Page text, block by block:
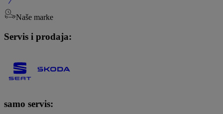
Naše marke
Servis i prodaja:
samo servis: